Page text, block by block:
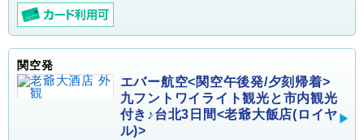
関空発
エバー航空<関空午後発/夕刻帰着>
九フントワイライト観光と市内観光
付き♪台北3日間<老爺大飯店(ロイヤ
ル)>